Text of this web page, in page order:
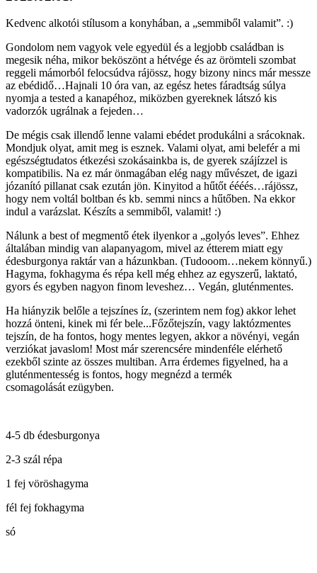
Kedvenc alkotói stílusom a konyhában, a „semmiből valamit”. :)
Gondolom nem vagyok vele egyedül és a legjobb családban is
megesik néha, mikor beköszönt a hétvége és az örömteli szombat
reggeli mámorból felocsúdva rájössz, hogy bizony nincs már messze
az ebédidő…Hajnali 10 óra van, az egész hetes fáradtság súlya
nyomja a tested a kanapéhoz, miközben gyereknek látszó kis
vadorzók ugrálnak a fejeden…
De mégis csak illendő lenne valami ebédet produkálni a srácoknak.
Mondjuk olyat, amit meg is esznek. Valami olyat, ami belefér a mi
egészségtudatos étkezési szokásainkba is, de gyerek szájízzel is
kompatibilis. Na ez már önmagában elég nagy művészet, de igazi
józanító pillanat csak ezután jön. Kinyitod a hűtőt éééés…rájössz,
hogy nem voltál boltban és kb. semmi nincs a hűtőben. Na ekkor
indul a varázslat. Készíts a semmiből, valamit! :)
Nálunk a best of megmentő étek ilyenkor a „golyós leves”. Ehhez
általában mindig van alapanyagom, mivel az étterem miatt egy
édesburgonya raktár van a házunkban. (Tudooom…nekem könnyű.)
Hagyma, fokhagyma és répa kell még ehhez az egyszerű, laktató,
gyors és egyben nagyon finom leveshez… Vegán, gluténmentes.
Ha hiányzik belőle a tejszínes íz, (szerintem nem fog) akkor lehet
hozzá önteni, kinek mi fér bele...Főzőtejszín, vagy laktózmentes
tejszín, de ha fontos, hogy mentes legyen, akkor a növényi, vegán
verziókat javaslom! Most már szerencsére mindenféle elérhető
ezekből szinte az összes multiban. Arra érdemes figyelned, ha a
gluténmentesség is fontos, hogy megnézd a termék
csomagolását ezügyben.
4-5 db édesburgonya
2-3 szál répa
1 fej vöröshagyma
fél fej fokhagyma
só